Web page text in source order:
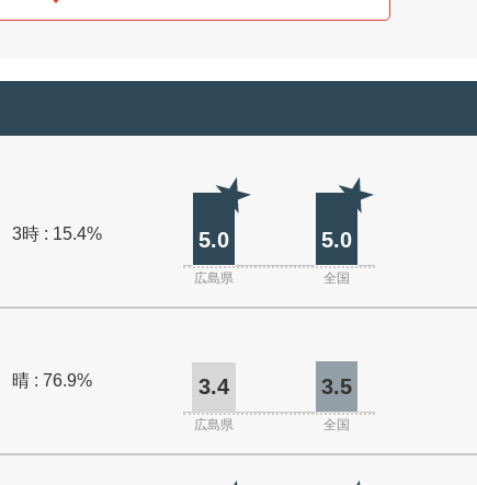
3時 : 15.4% 5.0 5.0
広島県 全国
晴 : 76.9% 3.4 3.5
広島県 全国